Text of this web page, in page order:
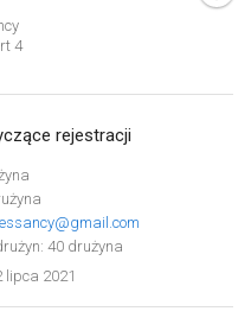
4
rejestracji
40 drużyna
lipca 2021
Triplette
confiné
Francja
CASAS